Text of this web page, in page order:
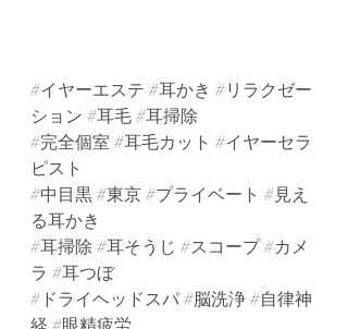
#イヤーエステ #耳かき #リラクゼー
ション #耳毛 #耳掃除
#完全個室 #耳毛カット #イヤーセラ
ピスト
#中目黒 #東京 #プライベート #見え
る耳かき
#耳掃除 #耳そうじ #スコープ #カメ
ラ #耳つぼ
#ドライヘッドスパ #脳洗浄 #自律神